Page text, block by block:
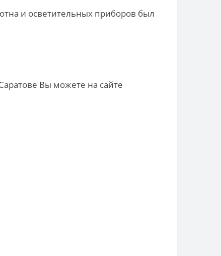
и осветительных приборов был
Вы можете на сайте